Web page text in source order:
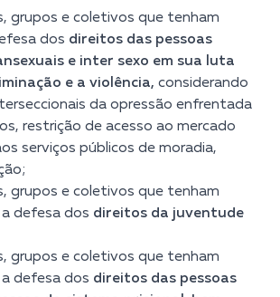
grupos e coletivos que tenham
dos direitos das pessoas
e inter sexo em sua luta
e a violência, considerando
da opressão enfrentada
restrição de acesso ao mercado
serviços públicos de moradia,
grupos e coletivos que tenham
defesa dos direitos da juventude
grupos e coletivos que tenham
defesa dos direitos das pessoas